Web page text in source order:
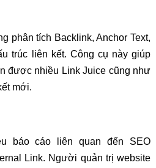
phân tích Backlink, Anchor Text,
trúc liên kết. Công cụ này giúp
được nhiều Link Juice cũng như
mới.
báo cáo liên quan đến SEO
Link. Người quản trị website